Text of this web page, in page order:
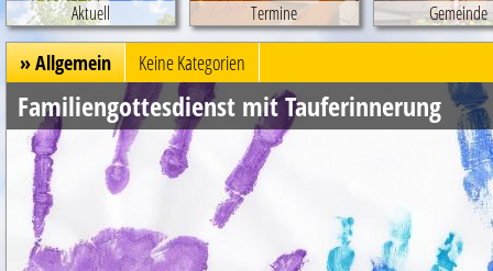
Aktuell Termine Gemeinde
» Allgemein Keine Kategorien
Familiengottesdienst mit Tauferinnerung